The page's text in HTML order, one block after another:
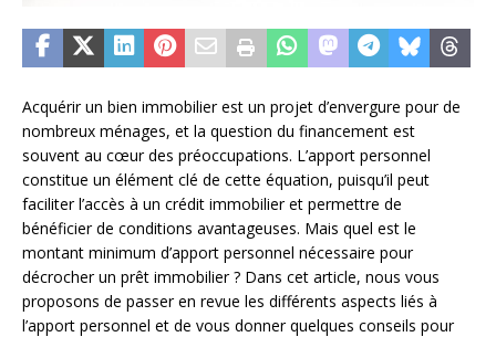
Acquérir un bien immobilier est un projet d’envergure pour de
nombreux ménages, et la question du financement est
souvent au cœur des préoccupations. L’apport personnel
constitue un élément clé de cette équation, puisqu’il peut
faciliter l’accès à un crédit immobilier et permettre de
bénéficier de conditions avantageuses. Mais quel est le
montant minimum d’apport personnel nécessaire pour
décrocher un prêt immobilier ? Dans cet article, nous vous
proposons de passer en revue les différents aspects liés à
l’apport personnel et de vous donner quelques conseils pour